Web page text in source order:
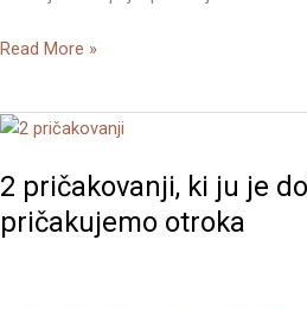
Read More »
2 pričakovanji, ki ju je
pričakujemo otroka
2
ki
ju
je